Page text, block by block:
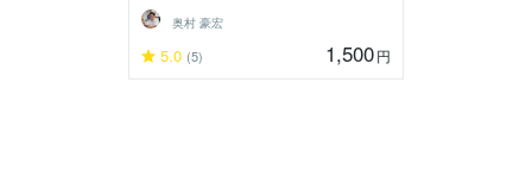
奥村 豪宏
5.0 (5) 1,500円